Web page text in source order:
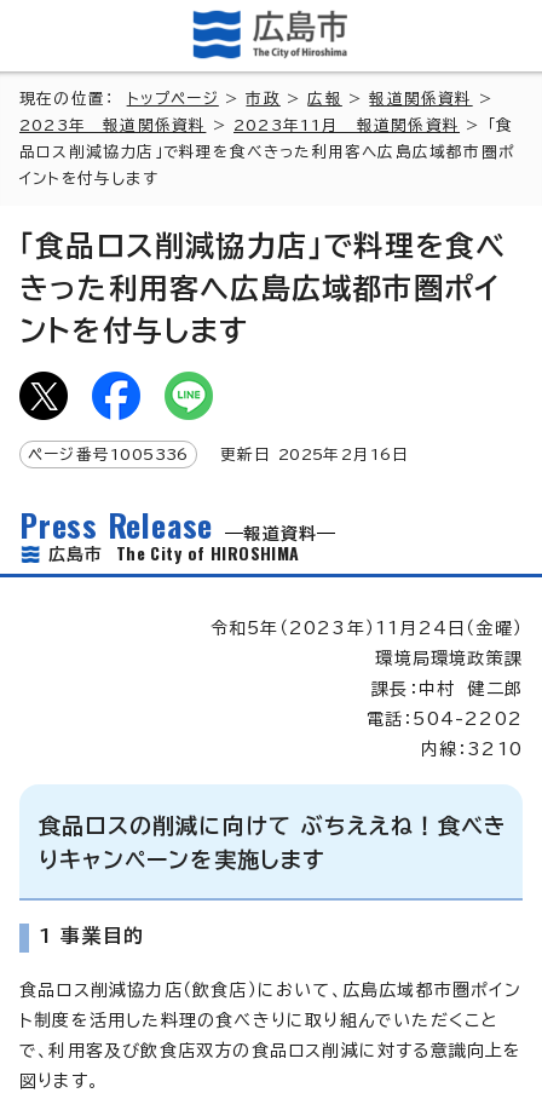
現在の位置： トップページ >市政 >広報 >報道関係資料
>
2023年 報道関係資料
> 2023年11月 報道関係資料
> 「食
品ロス削減協力店」で料理を食べきった利用客へ広島広域都市圏ポ
イントを付与します
「食品ロス削減協力店」で料理を食べ
きった利用客へ広島広域都市圏ポイ
ントを付与します
ページ番号 1005336 更新日 2025年2月 16 日
Press Release
報道資料
広島市 The City of HIROSHIMA
令和5年（2023年）11月24日（金曜）
環境局環境政策課
課長：中村 健二郎
電話：504-2202
内線：3210
食品ロスの削減に向けて ぶちええね！食べき
りキャンペーンを実施します
1 事業目的
食品ロス削減協力店（飲食店）において、広島広域都市圏ポイン
ト制度を活用した料理の食べきりに取り組んでいただくこと
で、利用客及び飲食店双方の食品ロス削減に対する意識向上を
図ります。